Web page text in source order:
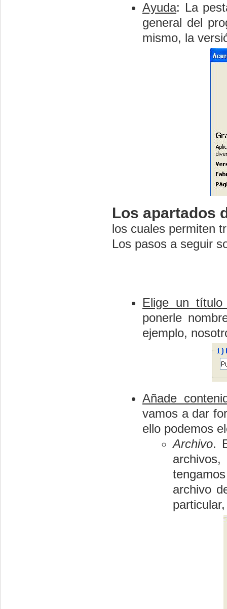
Ayuda: La
general del
mismo, la
Los apartados
los cuales permiten
Los pasos a seguir
Elige un
ponerle
ejemplo,
Añade
vamos a dar
ello podemos
Archivo.
archivo